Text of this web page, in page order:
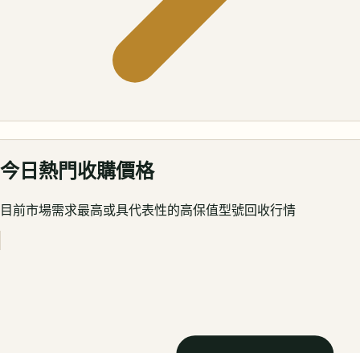
今日熱門收購價格
目前市場需求最高或具代表性的高保值型號回收行情